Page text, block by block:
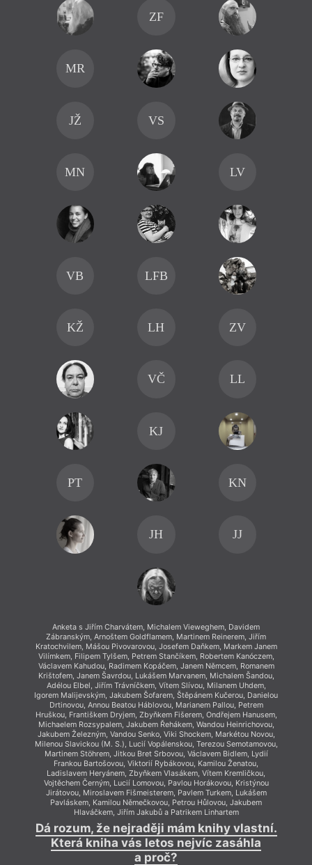
ZF
MR
JŽ VS
MN LV
VB LFB
KŽ LH ZV
VČ LL
KJ
PT KN
JH JJ
Anketa s Jiřím Charvátem, Michalem Vieweghem, Davidem
Zábranským, Arnoštem Goldflamem, Martinem Reinerem, Jiřím
Kratochvilem, Mášou Pivovarovou, Josefem Daňkem, Markem Janem
Vilímkem, Filipem Tylšem, Petrem Stančíkem, Robertem Kanóczem,
Václavem Kahudou, Radimem Kopáčem, Janem Němcem, Romanem
Krištofem, Janem Šavrdou, Lukášem Marvanem, Michalem Šandou,
Adélou Elbel, Jiřím Trávníčkem, Vítem Slívou, Milanem Uhdem,
Igorem Malijevským, Jakubem Šofarem, Štěpánem Kučerou, Danielou
Drtinovou, Annou Beatou Háblovou, Marianem Pallou, Petrem
Hruškou, Františkem Dryjem, Zbyňkem Fišerem, Ondřejem Hanusem,
Michaelem Rozsypalem, Jakubem Řehákem, Wandou Heinrichovou,
Jakubem Železným, Vandou Senko, Viki Shockem, Markétou Novou,
Milenou Slavickou (M. S.), Lucií Vopálenskou, Terezou Semotamovou,
Martinem Stöhrem, Jitkou Bret Srbovou, Václavem Bidlem, Lydií
Frankou Bartošovou, Viktorií Rybákovou, Kamilou Ženatou,
Ladislavem Heryánem, Zbyňkem Vlasákem, Vítem Kremličkou,
Vojtěchem Černým, Lucií Lomovou, Pavlou Horákovou, Kristýnou
Jirátovou, Miroslavem Fišmeisterem, Pavlem Turkem, Lukášem
Pavláskem, Kamilou Němečkovou, Petrou Hůlovou, Jakubem
Hlaváčkem, Jiřím Jakubů a Patrikem Linhartem
Dá rozum, že nejraději mám knihy vlastní.
Která kniha vás letos nejvíc zasáhla
a proč?